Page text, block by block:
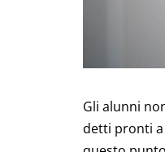
Gli alunni
detti pronti a